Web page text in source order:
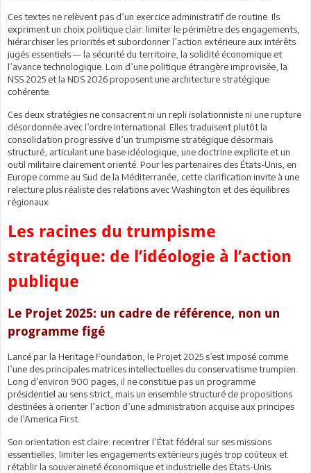
Ces textes ne relèvent pas d’un exercice administratif de routine. Ils
expriment un choix politique clair: limiter le périmètre des engagements,
hiérarchiser les priorités et subordonner l’action extérieure aux intérêts
jugés essentiels — la sécurité du territoire, la solidité économique et
l’avance technologique. Loin d’une politique étrangère improvisée, la
NSS 2025 et la NDS 2026 proposent une architecture stratégique
cohérente.
Ces deux stratégies ne consacrent ni un repli isolationniste ni une rupture
désordonnée avec l’ordre international. Elles traduisent plutôt la
consolidation progressive d’un trumpisme stratégique désormais
structuré, articulant une base idéologique, une doctrine explicite et un
outil militaire clairement orienté. Pour les partenaires des États-Unis, en
Europe comme au Sud de la Méditerranée, cette clarification invite à une
relecture plus réaliste des relations avec Washington et des équilibres
régionaux.
Les racines du trumpisme
stratégique: de l’idéologie à l’action
publique
Le Projet 2025: un cadre de référence, non un
programme figé
Lancé par la Heritage Foundation, le Projet 2025 s’est imposé comme
l’une des principales matrices intellectuelles du conservatisme trumpien.
Long d’environ 900 pages, il ne constitue pas un programme
présidentiel au sens strict, mais un ensemble structuré de propositions
destinées à orienter l’action d’une administration acquise aux principes
de l’America First.
Son orientation est claire: recentrer l’État fédéral sur ses missions
essentielles, limiter les engagements extérieurs jugés trop coûteux et
rétablir la souveraineté économique et industrielle des États-Unis.